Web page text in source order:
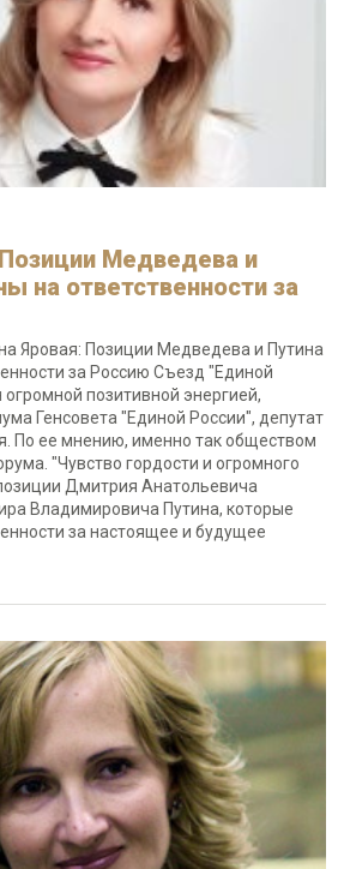
Медведева и
на ответственности за
Яровая: Позиции Медведева и Путина
за Россию Съезд "Единой
позитивной энергией,
Генсовета "Единой России", депутат
По ее мнению, именно так обществом
"Чувство гордости и огромного
Дмитрия Анатольевича
Владимировича Путина, которые
за настоящее и будущее